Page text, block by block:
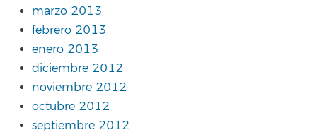
marzo 2013
febrero 2013
enero 2013
diciembre 2012
noviembre 2012
octubre 2012
septiembre 2012